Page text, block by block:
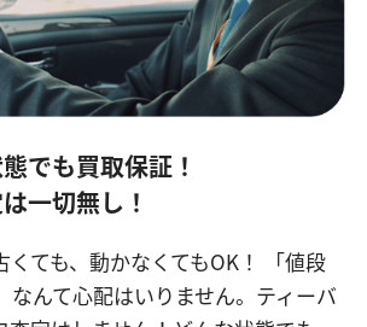
でも買取保証！
一切無し！
ても、動かなくてもOK！
「値段
んて心配はいりません。ティーバ